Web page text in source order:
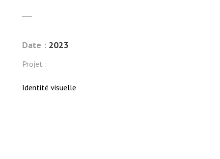
Date :2023
Projet :
Identité visuelle